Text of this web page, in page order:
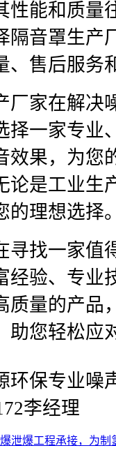
性能和质量
隔音罩生产
、售后服务
厂家在解决
择一家专业
效果，为您
论是工业生
理想选择。
寻找一家值
经验、专业
质量的产品
助您轻松应
环保专业噪
李经理
泄爆工程承接，为制